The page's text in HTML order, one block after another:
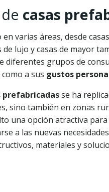
casas
varias áreas, desde
lujo y casas de mayor
diferentes grupos de
como a sus gustos
prefabricadasse ha
sino también en zonas
una opción atractiva
a las nuevas
materiales y